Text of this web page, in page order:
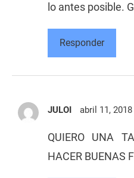
lo antes posible.
Responder
JULOI abril 11,
QUIERO UNA
HACER BUENAS